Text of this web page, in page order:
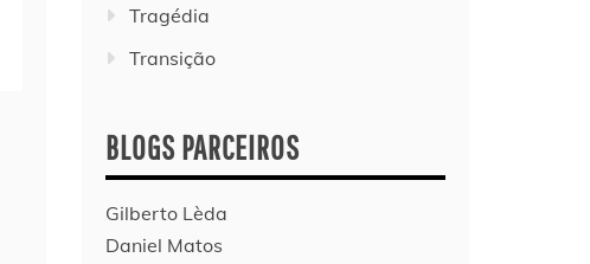
Tragédia
Transição
BLOGS PARCEIROS
Gilberto Lèda
Daniel Matos